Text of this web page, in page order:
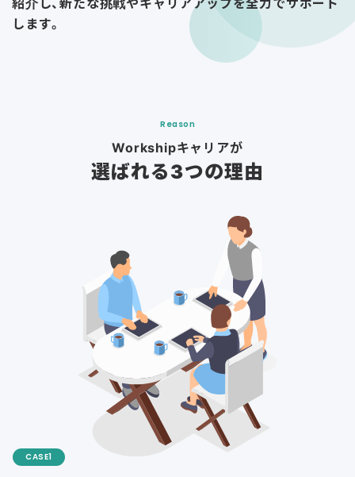
します。
Reason
Workshipキャリアが
選ばれる3つの理由
CASE